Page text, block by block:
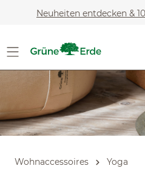
Zum Hauptinhalt springen
Neuheiten entdecken &
Wohnaccessoires Yoga